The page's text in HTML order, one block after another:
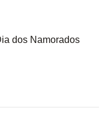
dos Namorados